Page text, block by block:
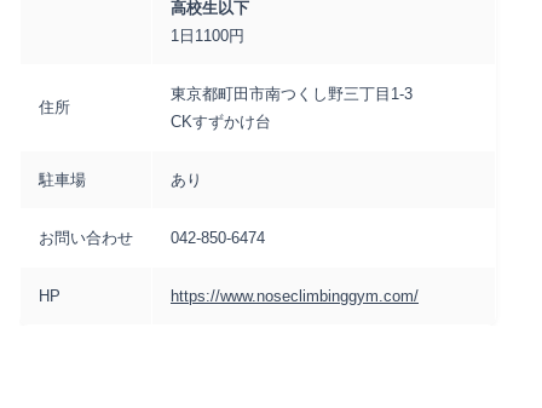
高校生以下
1日1100円
住所
東京都町田市南つくし野三丁目1-3
CKすずかけ台
駐車場 あり
お問い合わせ 042-850-6474
HP https://www.noseclimbinggym.com/